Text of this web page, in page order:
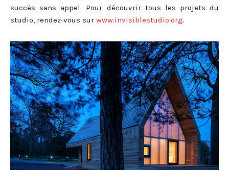
succès sans appel. Pour découvrir tous les projets du
studio, rendez-vous sur www.invisiblestudio.org.